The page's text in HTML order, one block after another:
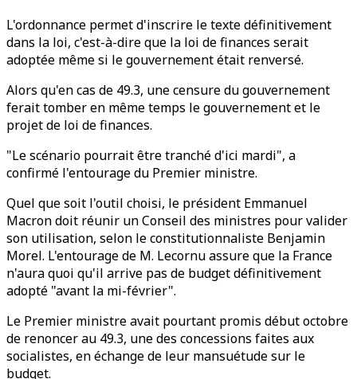
L'ordonnance permet d'inscrire le texte définitivement
dans la loi, c'est-à-dire que la loi de finances serait
adoptée même si le gouvernement était renversé.
Alors qu'en cas de 49.3, une censure du gouvernement
ferait tomber en même temps le gouvernement et le
projet de loi de finances.
"Le scénario pourrait être tranché d'ici mardi", a
confirmé l'entourage du Premier ministre.
Quel que soit l'outil choisi, le président Emmanuel
Macron doit réunir un Conseil des ministres pour valider
son utilisation, selon le constitutionnaliste Benjamin
Morel. L'entourage de M. Lecornu assure que la France
n'aura quoi qu'il arrive pas de budget définitivement
adopté "avant la mi-février".
Le Premier ministre avait pourtant promis début octobre
de renoncer au 49.3, une des concessions faites aux
socialistes, en échange de leur mansuétude sur le
budget.